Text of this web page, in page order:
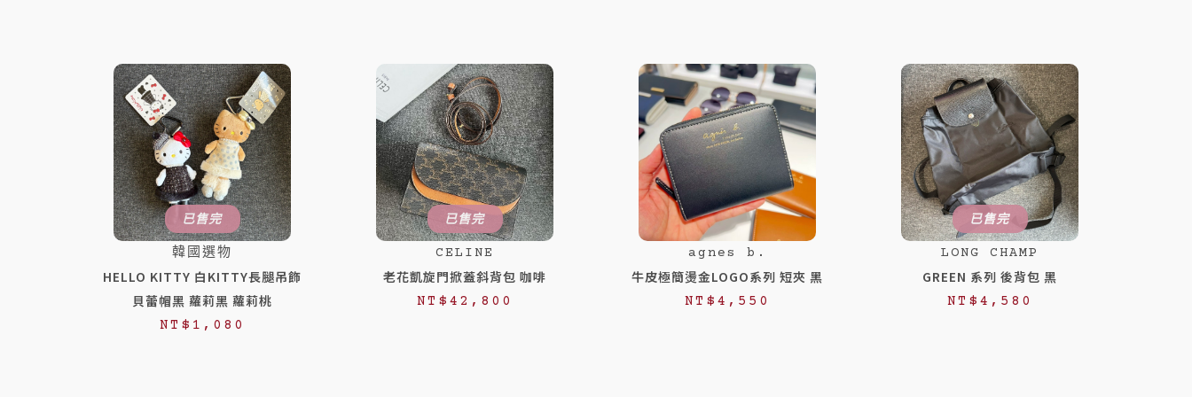
已售完
韓國選物
HELLO KITTY 白KITTY長腿吊飾
貝蕾帽黑 蘿莉黑 蘿莉桃
NT$ 1,080
已售完
CELINE
老花凱旋門掀蓋斜背包 咖啡
NT$ 42,800
agnes b.
牛皮極簡燙金LOGO系列 短夾 黑
NT$ 4,550
已售完
LONG CHAMP
GREEN 系列 後背包 黑
NT$ 4,580